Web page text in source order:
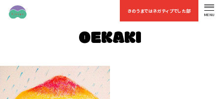
きのうまではネガティブでした部
OFFICIAL FAN CLUB
MENU
OEKAKI